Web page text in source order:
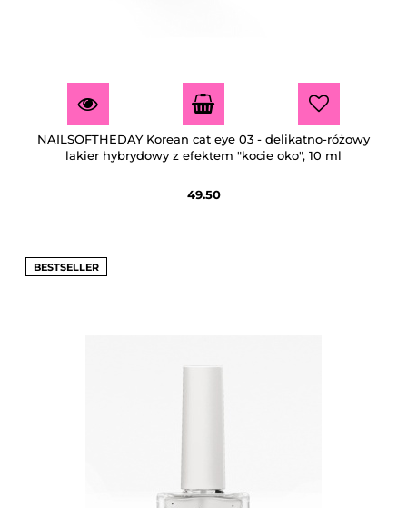
NAILSOFTHEDAY Korean cat eye 03 - delikatno-różowy
lakier hybrydowy z efektem "kocie oko", 10 ml
49.50
BESTSELLER